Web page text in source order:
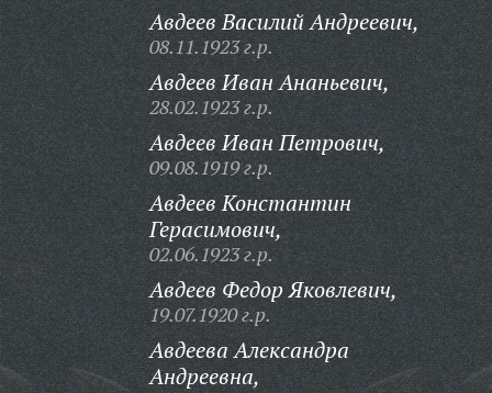
Авдеев Василий Андреевич,
08.11.1923 г.р.
Авдеев Иван Ананьевич,
28.02.1923 г.р.
Авдеев Иван Петрович,
09.08.1919 г.р.
Авдеев Константин
Герасимович,
02.06.1923 г.р.
Авдеев Федор Яковлевич,
19.07.1920 г.р.
Авдеева Александра
Андреевна,